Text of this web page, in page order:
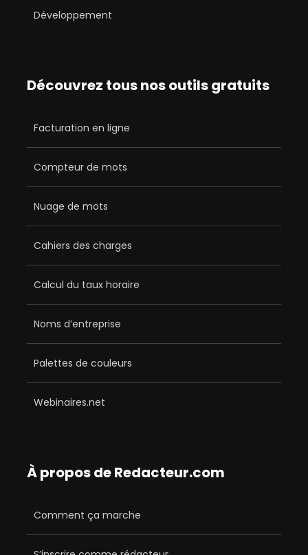
Développement
Découvrez tous nos outils gratuits
Facturation en ligne
Compteur de mots
Nuage de mots
Cahiers des charges
Calcul du taux horaire
Noms d’entreprise
Palettes de couleurs
Webinaires.net
À propos de Redacteur.com
Comment ça marche